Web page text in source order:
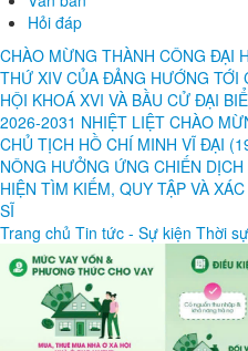
Hỏi đáp
CHÀO MỪNG THÀNH CÔNG ĐẠI
THỨ XIV CỦA ĐẢNG HƯỚNG TỚI
HỘI KHOÁ XVI VÀ BẦU CỬ ĐẠI
2026-2031 NHIỆT LIỆT CHÀO
CHỦ TỊCH HỒ CHÍ MINH VĨ ĐẠI
NÔNG HƯỞNG ỨNG CHIẾN
HIỆN TÌM KIẾM, QUY TẬP VÀ
SĨ
Trang chủ Tin tức - Sự kiện Thời